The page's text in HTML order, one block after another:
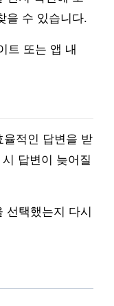
을 수 있습니다.
트 또는 앱 내
율적인 답변을 받
답변이 늦어질
선택했는지 다시